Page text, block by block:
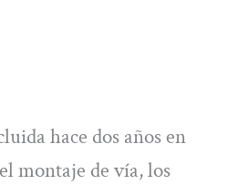
hace dos años en
montaje de vía, los